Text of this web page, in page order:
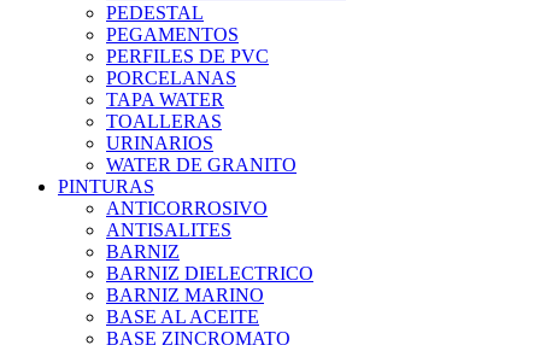
PEDESTAL
PEGAMENTOS
PERFILES DE PVC
PORCELANAS
TAPA WATER
TOALLERAS
URINARIOS
WATER DE GRANITO
PINTURAS
ANTICORROSIVO
ANTISALITES
BARNIZ
BARNIZ DIELECTRICO
BARNIZ MARINO
BASE AL ACEITE
BASE ZINCROMATO